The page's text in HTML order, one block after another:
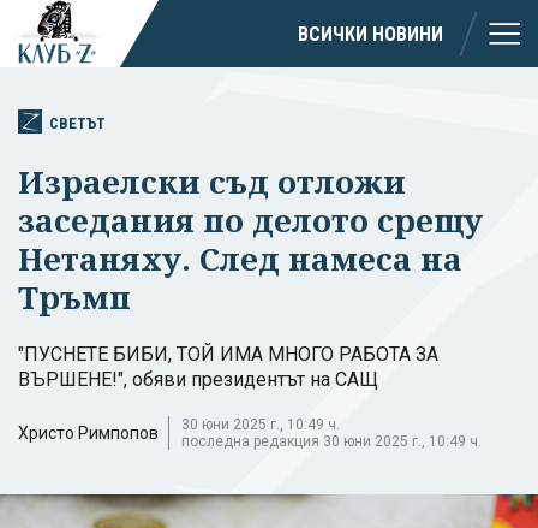
ВСИЧКИ НОВИНИ
СВЕТЪТ
Израелски съд отложи
заседания по делото срещу
Нетаняху. След намеса на
Тръмп
"ПУСНЕТЕ БИБИ, ТОЙ ИМА МНОГО РАБОТА ЗА
ВЪРШЕНЕ!", обяви президентът на САЩ
Христо Римпопов
30 юни 2025 г., 10:49 ч.
последна редакция 30 юни 2025 г., 10:49 ч.